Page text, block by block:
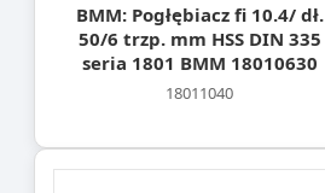
BMM: Pogłębiacz fi 10.4/ dł.
50/6 trzp. mm HSS DIN 335
seria 1801 BMM 18010630
18011040